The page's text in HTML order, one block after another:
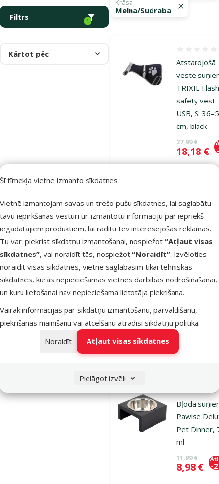
Šī tīmekļa vietne izmanto sīkdatnes
Vietnē izmantojam savas un trešo pušu sīkdatnes, lai saglabātu
tavu iepirkšanās vēsturi un izmantotu informāciju par iepriekš
iegādātajiem produktiem, lai rādītu tev interesējošas reklāmas.
Tu vari piekrist sīkdatņu izmantošanai, nospiežot “Atļaut visas
sīkdatnes”, vai noraidīt tās, nospiežot “Noraidīt”. Izvēloties
noraidīt visas sīkdatnes, vietnē saglabāsim tikai tehniskās
sīkdatnes, kuras nepieciešamas vietnes darbības nodrošināšanai,
un kuru lietošanai nav nepieciešama lietotāja piekrišana.
Vairāk informācijas par sīkdatņu izmantošanu, pārvaldīšanu,
piekrišanas mainīšanu vai atcelšanu atradīsi sīkdatņu politikā.
Noraidīt
Atļaut visas sīkdatnes
Pielāgot izvēli
Filtrs 1
Krāsa
Melna/Sudraba
Kārtot pēc
Atstarojošā
veste
TRIXIE Flash
safety vest
USB, S:
cm, black
Oriģinālā
27,99 €
Cena
18,18 €
Atstarojoša
veste
TRIXIE Flash
safety vest
USB, M:
cm, black
Oriģinālā
29,99 €
Cena
19,48 €
Nav pieejams
Bļoda
Pawise
Pet Dinner,
ml
Atsauksmes
Oriģinālā
11,99 €
Cena
8,98 € -